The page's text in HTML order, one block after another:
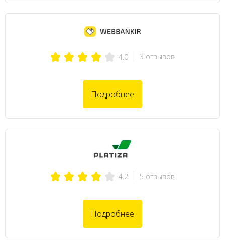
4.0 3 отзывов
Подробнее
4.2 5 отзывов
Подробнее